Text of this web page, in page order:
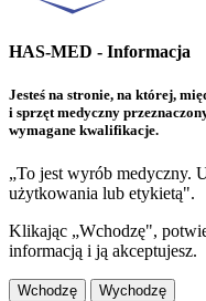
HAS-MED - Informacja
Jesteś na stronie, na której,
i sprzęt medyczny
wymagane kwalifikacje.
„To jest wyrób medyczny.
użytkowania lub etykietą".
Klikając „Wchodzę",
informacją i ją akceptujesz.
Wchodzę Wychodzę